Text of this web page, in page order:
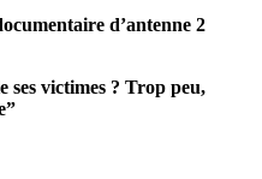
d’antenne 2
ses victimes ? Trop peu,